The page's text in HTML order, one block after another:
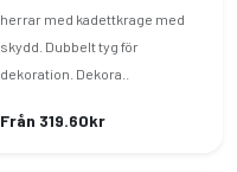
herrar med kadettkrage med
skydd. Dubbelt tyg för
dekoration. Dekora..
Från 319.60kr